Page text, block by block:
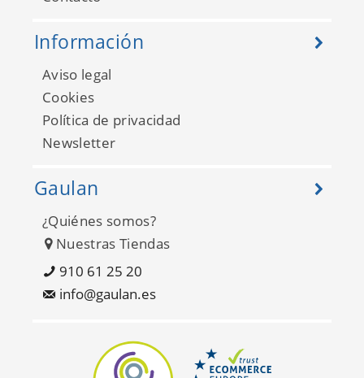
Información
Aviso legal
Cookies
Política de privacidad
Newsletter
Gaulan
¿Quiénes somos?
Nuestras Tiendas
910 61 25 20
info@gaulan.es